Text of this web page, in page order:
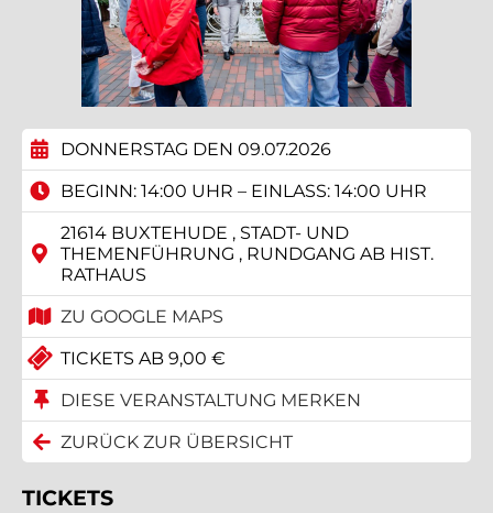
DONNERSTAG DEN 09.07.2026
BEGINN: 14:00 UHR – EINLASS: 14:00 UHR
21614 BUXTEHUDE , STADT- UND
THEMENFÜHRUNG , RUNDGANG AB HIST.
RATHAUS
ZU GOOGLE MAPS
TICKETS AB 9,00 €
DIESE VERANSTALTUNG MERKEN
ZURÜCK ZUR ÜBERSICHT
TICKETS